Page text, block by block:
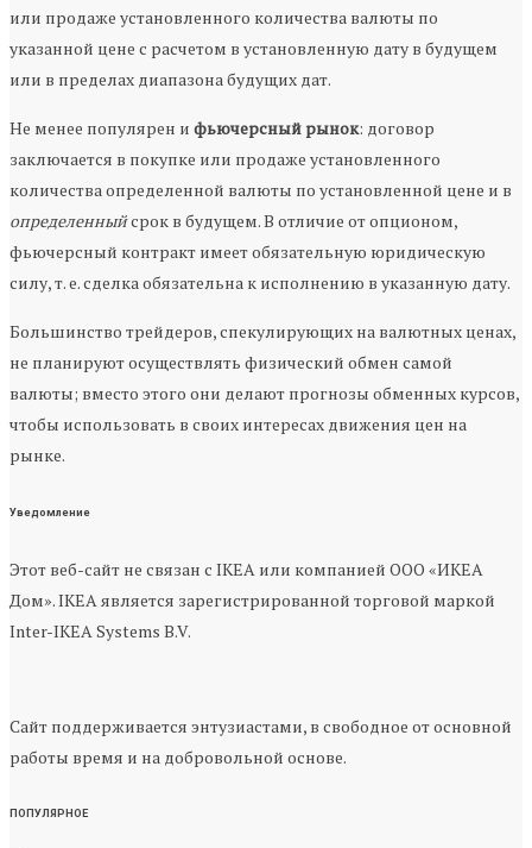
или продаже установленного количества валюты по
указанной цене с расчетом в установленную дату в будущем
или в пределах диапазона будущих дат.
Не менее популярен и фьючерсный рынок: договор
заключается в покупке или продаже установленного
количества определенной валюты по установленной цене и в
определенныйсрок в будущем. В отличие от опционом,
фьючерсный контракт имеет обязательную юридическую
силу, т. е. сделка обязательна к исполнению в указанную дату.
Большинство трейдеров, спекулирующих на валютных ценах,
не планируют осуществлять физический обмен самой
валюты; вместо этого они делают прогнозы обменных курсов,
чтобы использовать в своих интересах движения цен на
рынке.
Уведомление
Этот веб-сайт не связан с IKEA или компанией ООО «ИКЕА
Дом». IKEA является зарегистрированной торговой маркой
Inter-IKEA Systems B.V.
Сайт поддерживается энтузиастами, в свободное от основной
работы время и на добровольной основе.
ПОПУЛЯРНОЕ